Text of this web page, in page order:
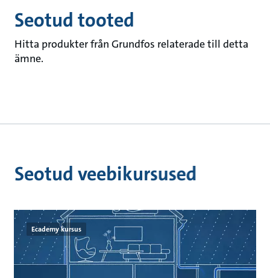
Seotud tooted
Hitta produkter från Grundfos relaterade till detta
ämne.
Seotud veebikursused
Ecademy kursus